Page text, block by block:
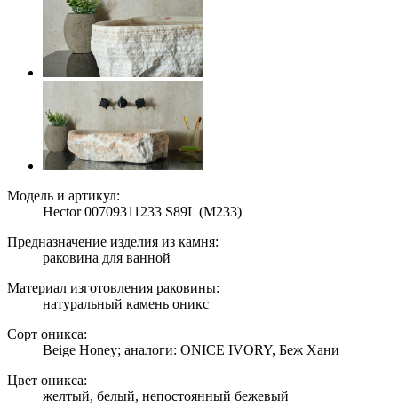
Модель и артикул:
Hector 00709311233 S89L (M233)
Предназначение изделия из камня:
раковина для ванной
Материал изготовления раковины:
натуральный камень оникс
Сорт оникса:
Beige Honey; аналоги: ONICE IVORY, Беж Хани
Цвет оникса:
желтый, белый, непостоянный бежевый